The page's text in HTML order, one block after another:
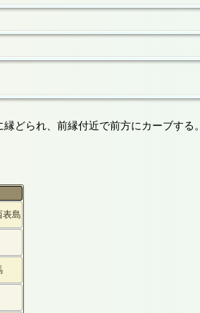
どられ、前縁付近で前方にカーブする。
表島